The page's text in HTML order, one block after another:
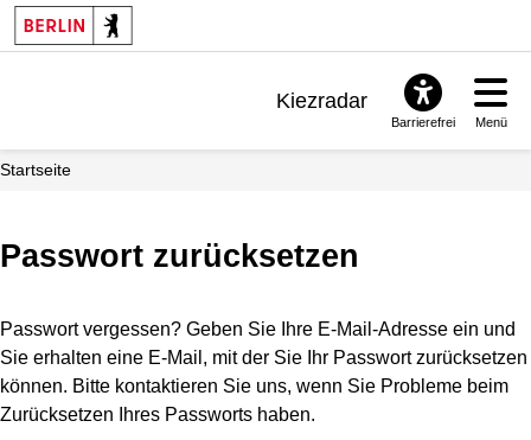
Kiezradar
Barrierefrei Menü
Startseite
Passwort zurücksetzen
Passwort vergessen? Geben Sie Ihre E-Mail-Adresse ein und
Sie erhalten eine E-Mail, mit der Sie Ihr Passwort zurücksetzen
können. Bitte kontaktieren Sie uns, wenn Sie Probleme beim
Zurücksetzen Ihres Passworts haben.